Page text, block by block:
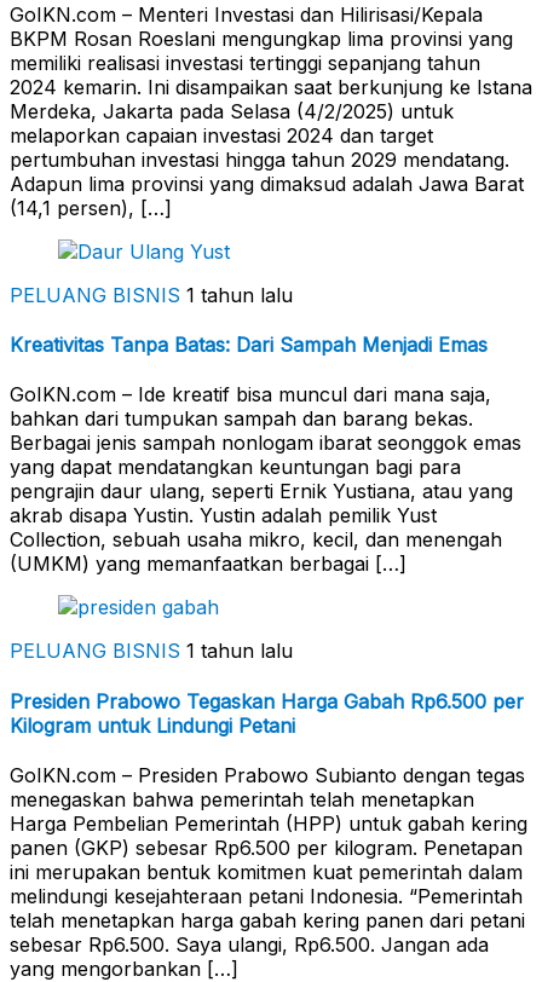
GoIKN.com – Menteri Investasi dan Hilirisasi/Kepala
BKPM Rosan Roeslani mengungkap lima provinsi yang
memiliki realisasi investasi tertinggi sepanjang tahun
2024 kemarin. Ini disampaikan saat berkunjung ke Istana
Merdeka, Jakarta pada Selasa (4/2/2025) untuk
melaporkan capaian investasi 2024 dan target
pertumbuhan investasi hingga tahun 2029 mendatang.
Adapun lima provinsi yang dimaksud adalah Jawa Barat
(14,1 persen), […]
PELUANG BISNIS 1 tahun lalu
Kreativitas Tanpa Batas: Dari Sampah Menjadi Emas
GoIKN.com – Ide kreatif bisa muncul dari mana saja,
bahkan dari tumpukan sampah dan barang bekas.
Berbagai jenis sampah nonlogam ibarat seonggok emas
yang dapat mendatangkan keuntungan bagi para
pengrajin daur ulang, seperti Ernik Yustiana, atau yang
akrab disapa Yustin. Yustin adalah pemilik Yust
Collection, sebuah usaha mikro, kecil, dan menengah
(UMKM) yang memanfaatkan berbagai […]
PELUANG BISNIS 1 tahun lalu
Presiden Prabowo Tegaskan Harga Gabah Rp6.500 per
Kilogram untuk Lindungi Petani
GoIKN.com – Presiden Prabowo Subianto dengan tegas
menegaskan bahwa pemerintah telah menetapkan
Harga Pembelian Pemerintah (HPP) untuk gabah kering
panen (GKP) sebesar Rp6.500 per kilogram. Penetapan
ini merupakan bentuk komitmen kuat pemerintah dalam
melindungi kesejahteraan petani Indonesia. “Pemerintah
telah menetapkan harga gabah kering panen dari petani
sebesar Rp6.500. Saya ulangi, Rp6.500. Jangan ada
yang mengorbankan […]